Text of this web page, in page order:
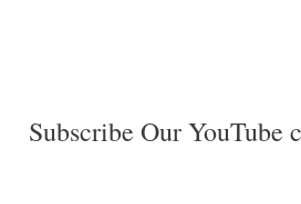
Subscribe Our YouTube